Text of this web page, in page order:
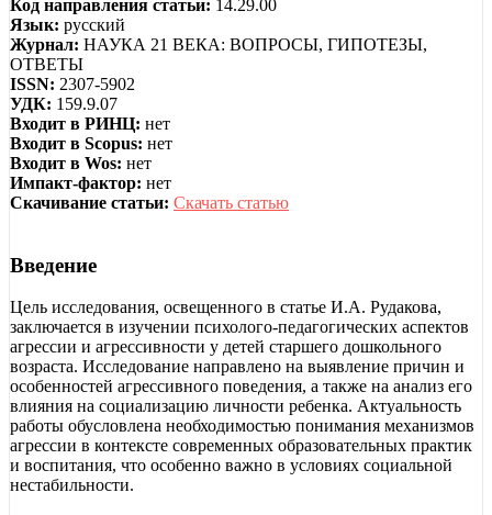
Код направления статьи: 14.29.00
Язык: русский
Журнал: НАУКА 21 ВЕКА: ВОПРОСЫ, ГИПОТЕЗЫ,
ОТВЕТЫ
ISSN: 2307-5902
УДК: 159.9.07
Входит в РИНЦ: нет
Входит в Scopus: нет
Входит в Wos: нет
Импакт-фактор: нет
Скачивание статьи: Скачать статью
Введение
Цель исследования, освещенного в статье И.А. Рудакова,
заключается в изучении психолого-педагогических аспектов
агрессии и агрессивности у детей старшего дошкольного
возраста. Исследование направлено на выявление причин и
особенностей агрессивного поведения, а также на анализ его
влияния на социализацию личности ребенка. Актуальность
работы обусловлена необходимостью понимания механизмов
агрессии в контексте современных образовательных практик
и воспитания, что особенно важно в условиях социальной
нестабильности.